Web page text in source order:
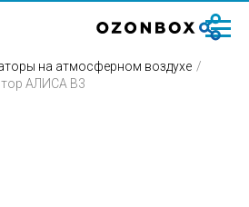
на атмосферном воздухе /
АЛИСА B3